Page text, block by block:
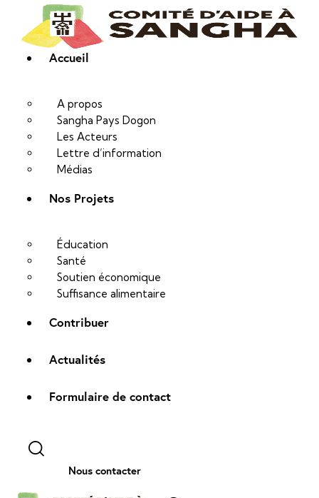
Accueil
A propos
Sangha Pays Dogon
Les Acteurs
Lettre d’information
Médias
Nos Projets
Éducation
Santé
Soutien économique
Suffisance alimentaire
Contribuer
Actualités
Formulaire de contact
Nous contacter